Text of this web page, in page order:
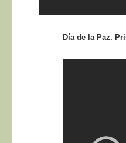
Día de la Paz.